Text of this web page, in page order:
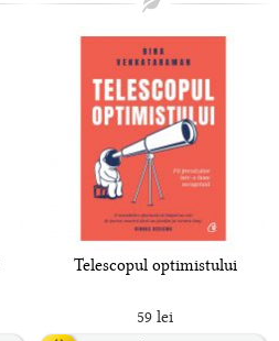
Telescopul optimistului
59 lei